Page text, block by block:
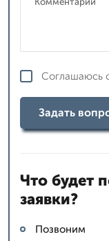
Соглашаюсь
Задать
Что будет
заявки?
Позвоним